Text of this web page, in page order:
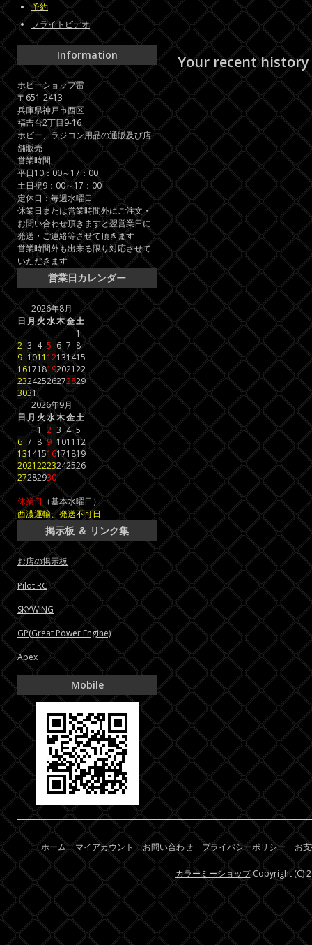
Your recent history
予約
フライトビデオ
Information
ホビーショップ雷
〒651-2413
兵庫県神戸市西区
福吉台2丁目9-16
ホビー、ラジコン用品の通販及び店
舗販売
営業時間
平日10：00～17：00
土日祝9：00～17：00
定休日：毎週水曜日
休業日または営業時間外にご注文・
お問い合わせ頂きますと翌営業日に
発送・ご連絡等させて頂きます
営業時間外も出来る限り対応させて
いただきます
営業日カレンダー
2026年8月
日月火水木金土
1
2 3 4 5 6 7 8
9 1011 12131415
16171819202122
23242526272829
3031
2026年9月
日月 火水木金土
1 2 3 4 5
6 7 8 9 1011 12
13141516171819
20212223242526
27282930
休業日 （基本水曜日）
西濃運輸、発送不可日
掲示板 ＆ リンク集
お店の掲示板
Pilot RC
SKYWING
GP(Great Power Engine)
Apex
Mobile
ホーム マイアカウント お問い合わせ プライバシーポリシー お
カラーミーショップCopyright (C)